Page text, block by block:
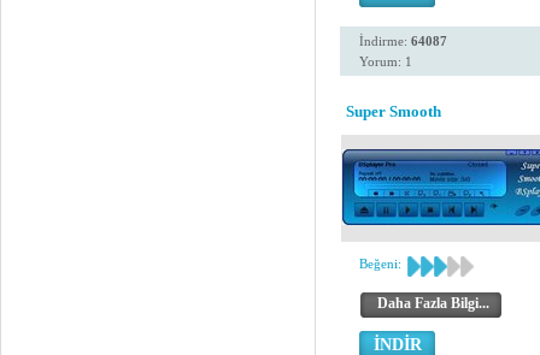
İndirme: 64087
Yorum: 1
Super Smooth
Beğeni:
Daha Fazla Bilgi...
İNDİR